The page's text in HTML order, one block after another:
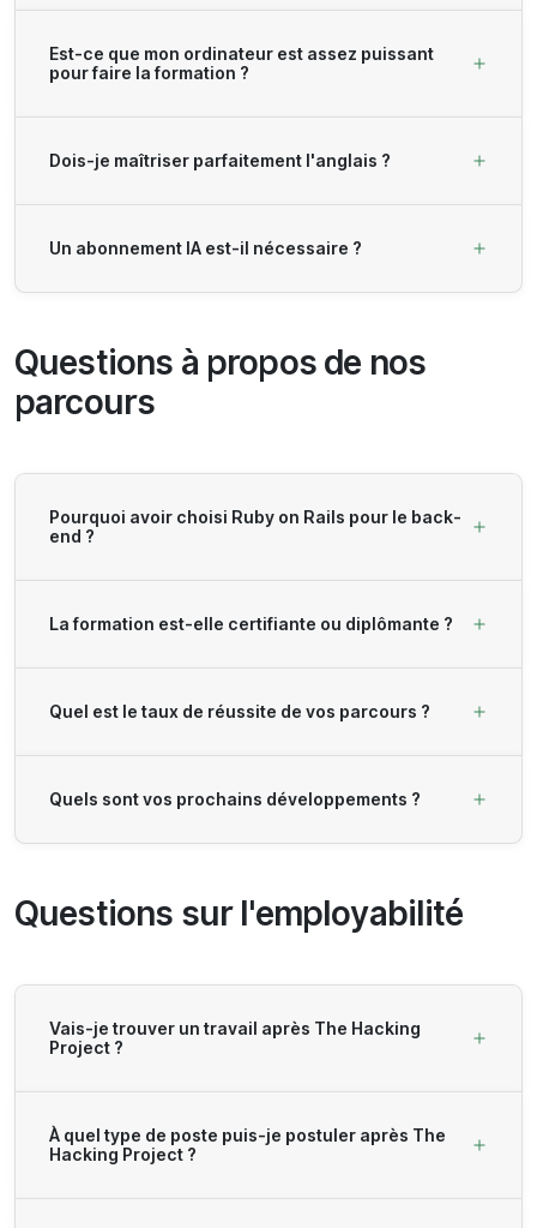
Est-ce que mon ordinateur est assez puissant
pour faire la formation ?
Dois-je maîtriser parfaitement l'anglais ?
Un abonnement IA est-il nécessaire ?
Questions à propos de nos
parcours
Pourquoi avoir choisi Ruby on Rails pour le back-
end ?
La formation est-elle certifiante ou diplômante ?
Quel est le taux de réussite de vos parcours ?
Quels sont vos prochains développements ?
Questions sur l'employabilité
Vais-je trouver un travail après The Hacking
Project ?
À quel type de poste puis-je postuler après The
Hacking Project ?